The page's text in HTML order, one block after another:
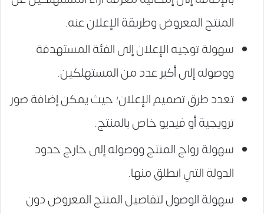
المنتج المعروض وطريقة الإعلان عنه.
سهولة توجيه الإعلان إلى الفئة المستهدفة
ووصوله إلى أكبر عدد من المستهلكين.
تعدد طرق تصميم الإعلان؛ حيث يمكن إضافة صور
ترويجية أو فيديو خاص بالمنتج.
سهولة رواج المنتج ووصوله إلى خارج حدود
الدولة التي انطلق منها.
سهولة الوصول لتفاصيل المنتج المعروض دون